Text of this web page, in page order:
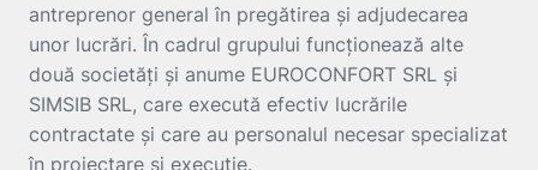
antreprenor general în pregătirea și adjudecarea
unor lucrări. În cadrul grupului funcționează alte
două societăți și anume EUROCONFORT SRL și
SIMSIB SRL, care execută efectiv lucrările
contractate și care au personalul necesar specializat
în proiectare și execuție.